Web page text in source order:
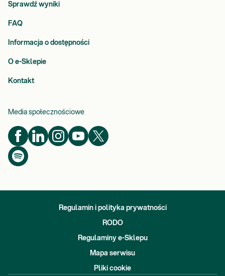
Sprawdź wyniki
FAQ
Informacja o dostępności
O e-Sklepie
Kontakt
Media społecznościowe
Regulamin i polityka prywatności
RODO
Regulaminy e-Sklepu
Mapa serwisu
Pliki cookie